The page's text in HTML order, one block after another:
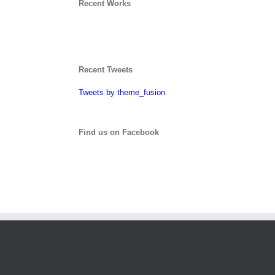
Recent Works
Recent Tweets
Tweets by theme_fusion
Find us on Facebook